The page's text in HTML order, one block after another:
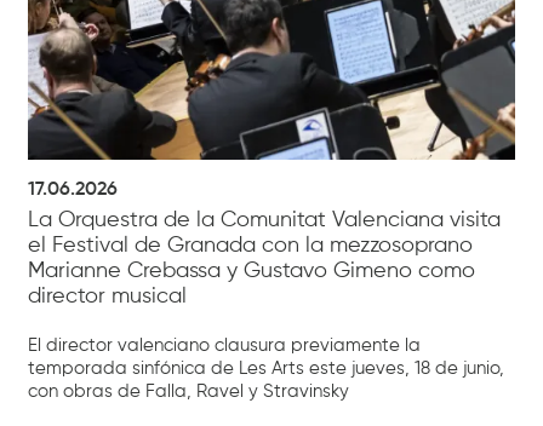
17.06.2026
La Orquestra de la Comunitat Valenciana visita
el Festival de Granada con la mezzosoprano
Marianne Crebassa y Gustavo Gimeno como
director musical
El director valenciano clausura previamente la
temporada sinfónica de Les Arts este jueves, 18 de junio,
con obras de Falla, Ravel y Stravinsky